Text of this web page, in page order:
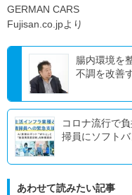
GERMAN CARS
Fujisan.co.jpより
腸内環境を
不調を改善
コロナ流行で
掃員にソフトバ
あわせて読みたい記事